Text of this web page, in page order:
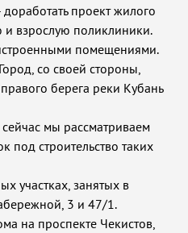
проект жилого
и взрослую поликлиники.
помещениями.
со своей стороны,
берега реки Кубань
мы рассматриваем
строительство таких
участках, занятых в
3 и 47/1.
на проспекте Чекистов,